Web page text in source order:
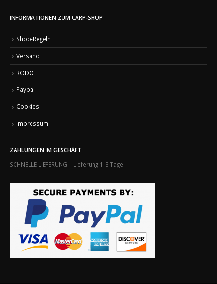
INFORMATIONEN ZUM CARP-SHOP
Shop-Regeln
Versand
RODO
Paypal
Cookies
Impressum
ZAHLUNGEN IM GESCHÄFT
SCHNELLE LIEFERUNG – Lieferung 1-3 Tage.